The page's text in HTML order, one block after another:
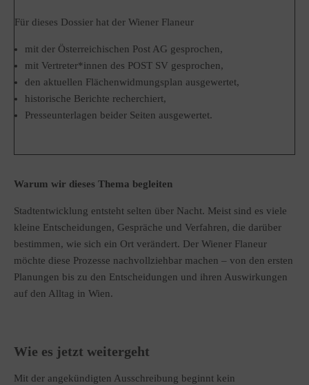
Für dieses Dossier hat der Wiener Flaneur
mit der Österreichischen Post AG gesprochen,
mit Vertreter*innen des POST SV gesprochen,
den aktuellen Flächenwidmungsplan ausgewertet,
historische Berichte recherchiert,
Presseunterlagen beider Seiten ausgewertet.
Warum wir dieses Thema begleiten
Stadtentwicklung entsteht selten über Nacht. Meist sind es viele
kleine Entscheidungen, Gespräche und Verfahren, die darüber
bestimmen, wie sich ein Ort verändert. Der Wiener Flaneur
möchte diese Prozesse nachvollziehbar machen – von den ersten
Planungen bis zu den Entscheidungen und ihren Auswirkungen
auf den Alltag in Wien.
Wie es jetzt weitergeht
Mit der angekündigten Ausschreibung beginnt kein